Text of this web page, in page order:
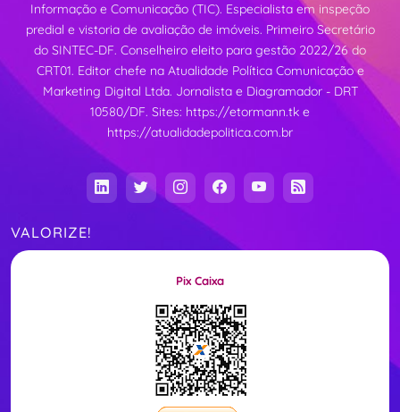
Informação e Comunicação (TIC). Especialista em inspeção
predial e vistoria de avaliação de imóveis. Primeiro Secretário
do SINTEC-DF. Conselheiro eleito para gestão 2022/26 do
CRT01. Editor chefe na Atualidade Política Comunicação e
Marketing Digital Ltda. Jornalista e Diagramador - DRT
10580/DF. Sites: https://etormann.tk e
https://atualidadepolitica.com.br
VALORIZE!
Pix Caixa